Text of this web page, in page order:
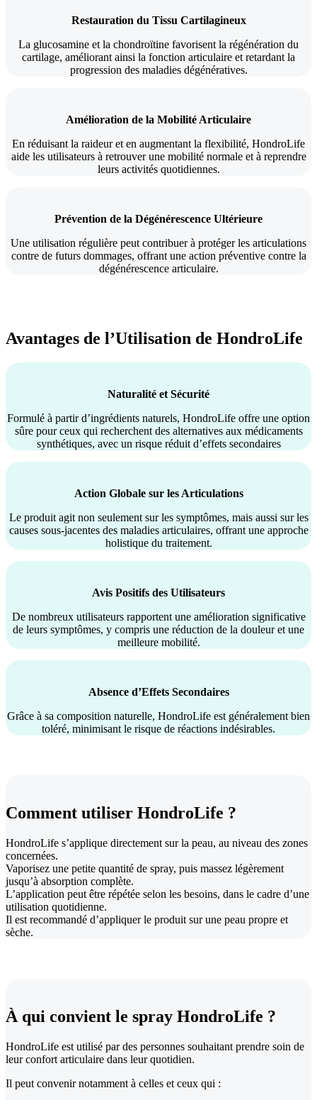
Restauration du Tissu Cartilagineux
La glucosamine et la chondroïtine favorisent la régénération du
cartilage, améliorant ainsi la fonction articulaire et retardant la
progression des maladies dégénératives.
Amélioration de la Mobilité Articulaire
En réduisant la raideur et en augmentant la flexibilité, HondroLife
aide les utilisateurs à retrouver une mobilité normale et à reprendre
leurs activités quotidiennes.
Prévention de la Dégénérescence Ultérieure
Une utilisation régulière peut contribuer à protéger les articulations
contre de futurs dommages, offrant une action préventive contre la
dégénérescence articulaire.
Avantages de l’Utilisation de HondroLife
Naturalité et Sécurité
Formulé à partir d’ingrédients naturels, HondroLife offre une option
sûre pour ceux qui recherchent des alternatives aux médicaments
synthétiques, avec un risque réduit d’effets secondaires
Action Globale sur les Articulations
Le produit agit non seulement sur les symptômes, mais aussi sur les
causes sous-jacentes des maladies articulaires, offrant une approche
holistique du traitement.
Avis Positifs des Utilisateurs
De nombreux utilisateurs rapportent une amélioration significative
de leurs symptômes, y compris une réduction de la douleur et une
meilleure mobilité.
Absence d’Effets Secondaires
Grâce à sa composition naturelle, HondroLife est généralement bien
toléré, minimisant le risque de réactions indésirables.
Comment utiliser HondroLife ?
HondroLife s’applique directement sur la peau, au niveau des zones
concernées.
Vaporisez une petite quantité de spray, puis massez légèrement
jusqu’à absorption complète.
L’application peut être répétée selon les besoins, dans le cadre d’une
utilisation quotidienne.
Il est recommandé d’appliquer le produit sur une peau propre et
sèche.
À qui convient le spray HondroLife ?
HondroLife est utilisé par des personnes souhaitant prendre soin de
leur confort articulaire dans leur quotidien.
Il peut convenir notamment à celles et ceux qui :